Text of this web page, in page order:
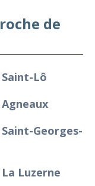
de
Lô
Georges-
Luzerne